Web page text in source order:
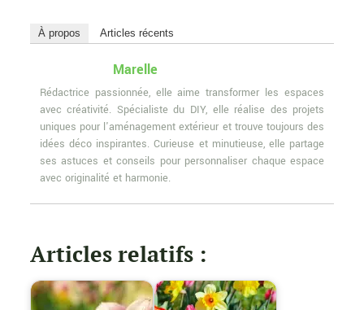
À propos Articles récents
Marelle
Rédactrice passionnée, elle aime transformer les espaces
avec créativité. Spécialiste du DIY, elle réalise des projets
uniques pour l'aménagement extérieur et trouve toujours des
idées déco inspirantes. Curieuse et minutieuse, elle partage
ses astuces et conseils pour personnaliser chaque espace
avec originalité et harmonie.
Articles relatifs :